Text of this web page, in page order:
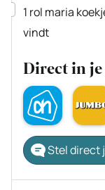
▢
1 rol maria
vindt
Direct in
Stel direct